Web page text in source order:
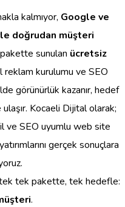
kalmıyor, Google ve
doğrudan müşteri
sunulan ücretsiz
reklam kurulumu ve SEO
görünürlük kazanır, hedef
Kocaeli Dijital olarak;
ve SEO uyumlu web site
gerçek sonuçlara
tek pakette, tek hedefle:
.